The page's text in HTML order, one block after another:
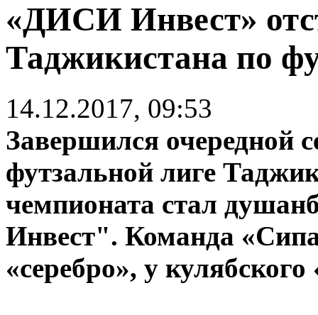
«ДИСИ Инвест»
Таджикистана по
14.12.2017, 09:53
Завершился очередной
футзальной лиге
чемпионата стал
Инвест". Команда
«серебро», у